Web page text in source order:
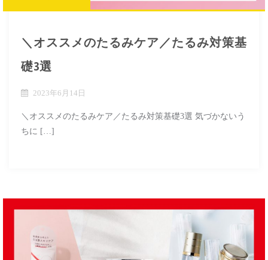
＼オススメのたるみケア／たるみ対策基
礎3選
2023年6月14日
＼オススメのたるみケア／たるみ対策基礎3選 気づかないう
ちに […]